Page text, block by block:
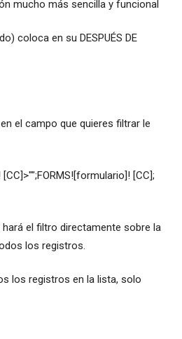
mucho más sencilla y funcional
coloca en su DESPUÉS DE
el campo que quieres filtrar le
[CC];
el filtro directamente sobre la
los registros.
los registros en la lista, solo